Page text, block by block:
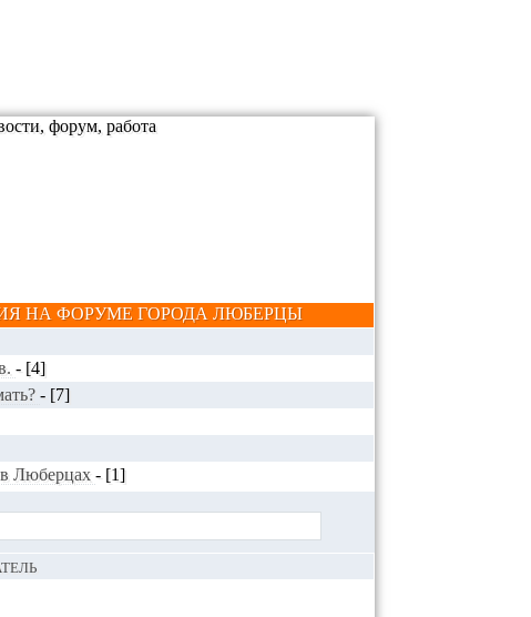
НА ФОРУМЕ ГОРОДА ЛЮБЕРЦЫ
- [4]
- [7]
Люберцах - [1]